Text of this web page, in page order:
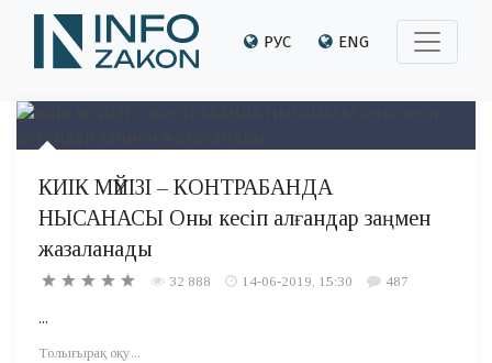
РУС ENG
КИІК МҮЙІЗІ – КОНТРАБАНДА
НЫСАНАСЫ Оны кесіп алғандар заңмен
жазаланады
32 888 14-06-2019, 15:30 487
...
Толығырақ оқу...